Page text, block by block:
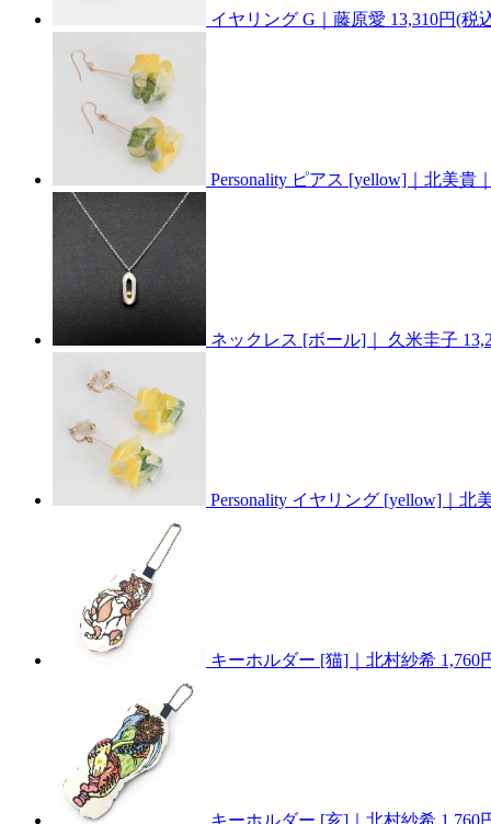
イヤリング G｜藤原愛 13,310円(税
Personality ピアス [yellow]｜北美貴
ネックレス [ボール]｜ 久米圭子
Personality イヤリング [yellow]｜北
キーホルダー [猫]｜北村紗希 1,760
キーホルダー [亥]｜北村紗希 1,760